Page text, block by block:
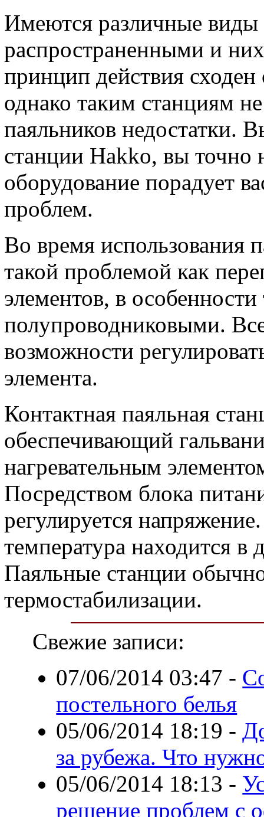
Имеются различные виды
распространенными и
принцип действия
однако таким станциям
паяльников недостатки.
станции Hakko, вы точно
оборудование порадует
проблем.
Во время использования
такой проблемой как
элементов, в
полупроводниковыми.
возможности
элемента.
Контактная паяльная
обеспечивающий
нагревательным
Посредством блока
регулируется
температура находится в
Паяльные станции
термостабилизации.
Свежие записи:
07/06/2014 03:47 -
постельного белья
05/06/2014 18:19 -
за рубежа. Что
05/06/2014 18:13 -
решение проблем с